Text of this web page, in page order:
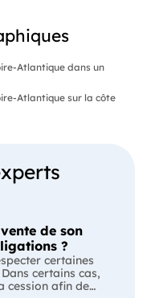
Atlantique dans un
Atlantique sur la côte
de son
?
certaines
certains cas,
cession afin de